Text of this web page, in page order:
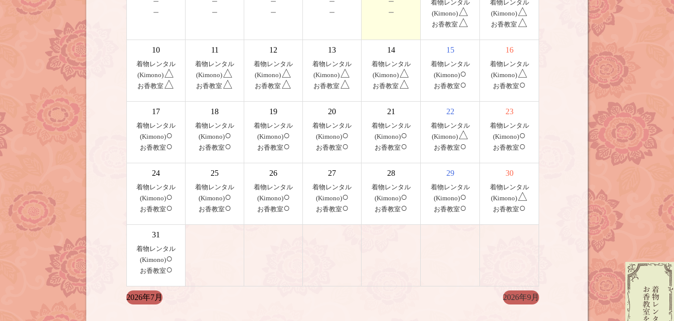
－
－
－
－
－
着物レンタル
(Kimono)△
お香教室 △
着物レンタル
(Kimono)△
お香教室 △
10
着物レンタル
(Kimono) △
お香教室 △
11
着物レンタル
(Kimono) △
お香教室 △
12
着物レンタル
(Kimono) △
お香教室 △
13
着物レンタル
(Kimono) △
お香教室 △
14
着物レンタル
(Kimono)△
お香教室 △
15
着物レンタル
(Kimono)○
お香教室○
16
着物レンタル
(Kimono)△
お香教室○
17
着物レンタル
(Kimono)○
お香教室○
18
着物レンタル
(Kimono)○
お香教室○
19
着物レンタル
(Kimono)○
お香教室○
20
着物レンタル
(Kimono)○
お香教室○
21
着物レンタル
(Kimono)○
お香教室○
22
着物レンタル
(Kimono)△
お香教室○
23
着物レンタル
(Kimono)○
お香教室○
24
着物レンタル
(Kimono)○
お香教室○
25
着物レンタル
(Kimono)○
お香教室○
26
着物レンタル
(Kimono)○
お香教室○
27
着物レンタル
(Kimono)○
お香教室○
28
着物レンタル
(Kimono)○
お香教室○
29
着物レンタル
(Kimono)○
お香教室○
30
着物レンタル
(Kimono)△
お香教室○
31
着物レンタル
(Kimono)○
お香教室○
2026年7月 2026年9月